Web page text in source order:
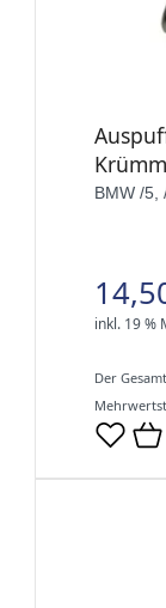
BMW /5,
inkl. 19 %
Der